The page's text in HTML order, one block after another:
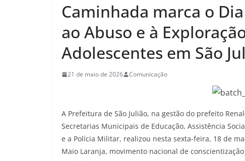
Caminhada marca o
ao Abuso e à
Adolescentes em São
21 de maio de 2026 Comunicação
A Prefeitura de São Julião, na gestão do prefeito
Secretarias Municipais de Educação, Assistência
e a Polícia Militar, realizou nesta sexta-feira, 18 de
Maio Laranja, movimento nacional de